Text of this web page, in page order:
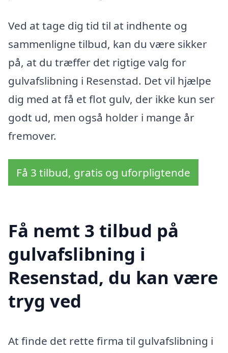
Ved at tage dig tid til at indhente og
sammenligne tilbud, kan du være sikker
på, at du træffer det rigtige valg for
gulvafslibning i Resenstad. Det vil hjælpe
dig med at få et flot gulv, der ikke kun ser
godt ud, men også holder i mange år
fremover.
Få 3 tilbud, gratis og uforpligtende
Få nemt 3 tilbud på
gulvafslibning i
Resenstad, du kan være
tryg ved
At finde det rette firma til gulvafslibning i